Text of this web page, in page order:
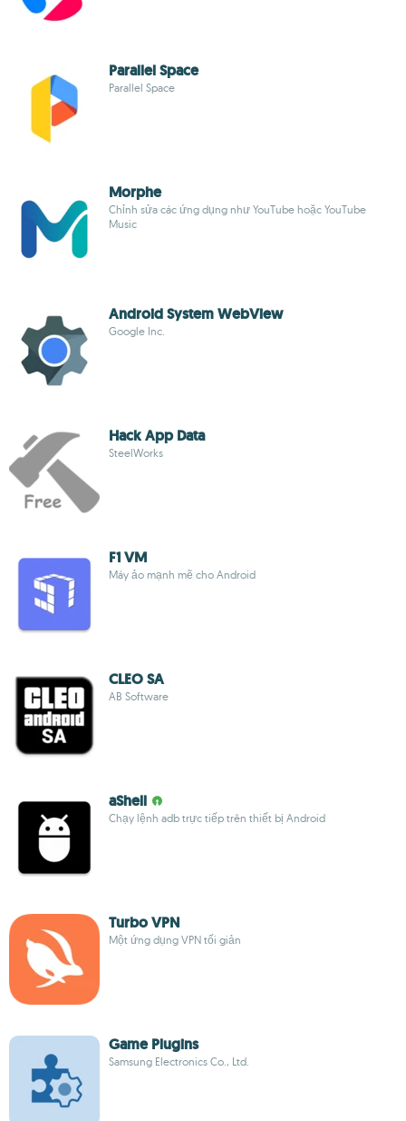
Parallel Space
Parallel Space
Morphe
Chỉnh sửa các ứng dụng như YouTube hoặc YouTube
Music
Android System WebView
Google Inc.
Hack App Data
SteelWorks
F1 VM
Máy ảo mạnh mẽ cho Android
CLEO SA
AB Software
aShell
Chạy lệnh adb trực tiếp trên thiết bị Android
Turbo VPN
Một ứng dụng VPN tối giản
Game Plugins
Samsung Electronics Co., Ltd.